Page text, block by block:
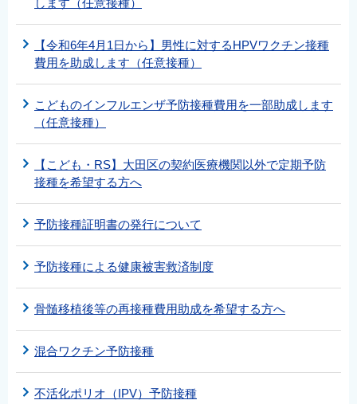
します（任意接種）
【令和6年4月1日から】男性に対するHPVワクチン接種
費用を助成します（任意接種）
こどものインフルエンザ予防接種費用を一部助成します
（任意接種）
【こども・RS】大田区の契約医療機関以外で定期予防
接種を希望する方へ
予防接種証明書の発行について
予防接種による健康被害救済制度
骨髄移植後等の再接種費用助成を希望する方へ
混合ワクチン予防接種
不活化ポリオ（IPV）予防接種